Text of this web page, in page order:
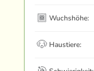
🏾 Wuchshöhe:
🐶 Haustiere: